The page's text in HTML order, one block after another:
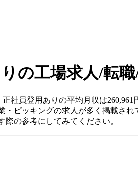
の工場求人/転
社員登用ありの平均月収は260,961
ピッキングの求人が多く掲載され
の参考にしてみてください。